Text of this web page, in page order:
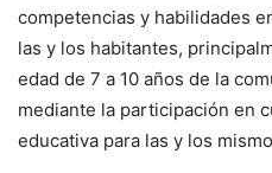
competencias y habilidades
las y los habitantes,
edad de 7 a 10 años de la
mediante la participación en
educativa para las y los